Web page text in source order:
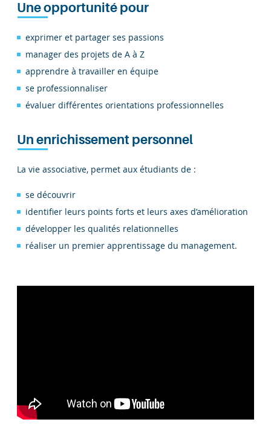
Une opportunité pour
exprimer et partager ses passions
manager des projets de A à Z
apprendre à travailler en équipe
se professionnaliser
évaluer différentes orientations professionnelles
Un enrichissement personnel
La vie associative, permet aux étudiants de :
se découvrir
identifier leurs points forts et leurs axes d’amélioration
développer les qualités relationnelles
réaliser un premier apprentissage du management.